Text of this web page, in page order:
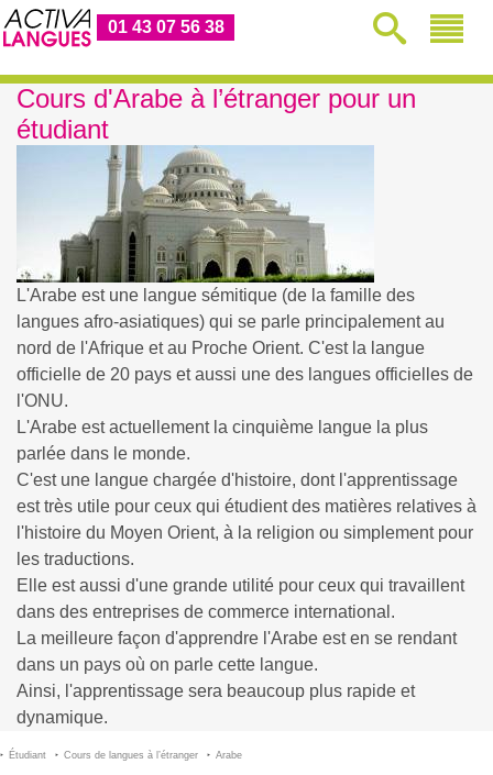
01 43 07 56 38
Cours d'Arabe à l’étranger pour un
étudiant
L'Arabe est une langue sémitique (de la famille des
langues afro-asiatiques) qui se parle principalement au
nord de l'Afrique et au Proche Orient. C'est la langue
officielle de 20 pays et aussi une des langues officielles de
l'ONU.
L'Arabe est actuellement la cinquième langue la plus
parlée dans le monde.
C'est une langue chargée d'histoire, dont l'apprentissage
est très utile pour ceux qui étudient des matières relatives à
l'histoire du Moyen Orient, à la religion ou simplement pour
les traductions.
Elle est aussi d'une grande utilité pour ceux qui travaillent
dans des entreprises de commerce international.
La meilleure façon d'apprendre l'Arabe est en se rendant
dans un pays où on parle cette langue.
Ainsi, l'apprentissage sera beaucoup plus rapide et
dynamique.
Étudiant Cours de langues à l’étranger Arabe